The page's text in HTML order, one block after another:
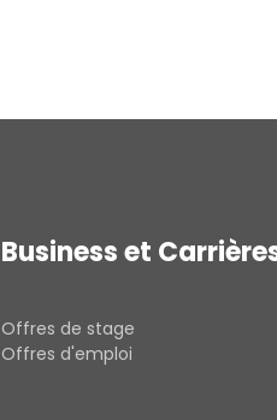
Business et
Offres de stage
Offres d'emploi